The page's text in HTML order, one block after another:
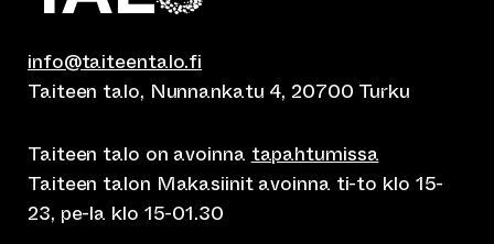
info@taiteentalo.fi
Taiteen talo, Nunnankatu 4, 20700 Turku
Taiteen talo on avoinna tapahtumissa
Taiteen talon Makasiinit avoinna ti-to klo 15-
23, pe-la klo 15-01.30